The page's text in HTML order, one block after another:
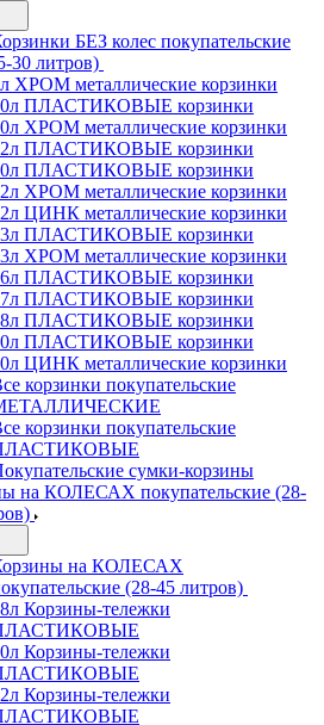
БЕЗ колес покупательские
30 литров)
ХРОМ металлические корзинки
ПЛАСТИКОВЫЕ корзинки
ХРОМ металлические корзинки
ПЛАСТИКОВЫЕ корзинки
ПЛАСТИКОВЫЕ корзинки
ХРОМ металлические корзинки
ЦИНК металлические корзинки
ПЛАСТИКОВЫЕ корзинки
ХРОМ металлические корзинки
ПЛАСТИКОВЫЕ корзинки
ПЛАСТИКОВЫЕ корзинки
ПЛАСТИКОВЫЕ корзинки
ПЛАСТИКОВЫЕ корзинки
ЦИНК металлические корзинки
корзинки покупательские
корзинки покупательские
сумки-корзины
на КОЛЕСАХ покупательские (28-
на КОЛЕСАХ
(28-45 литров)
Корзины-тележки
Корзины-тележки
Корзины-тележки